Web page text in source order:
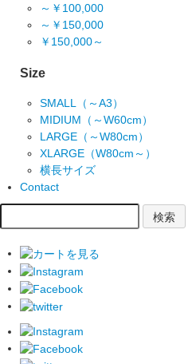
～￥100,000
～￥150,000
￥150,000～
Size
SMALL（～A3）
MIDIUM（～W60cm）
LARGE（～W80cm）
XLARGE（W80cm～）
横長サイズ
Contact